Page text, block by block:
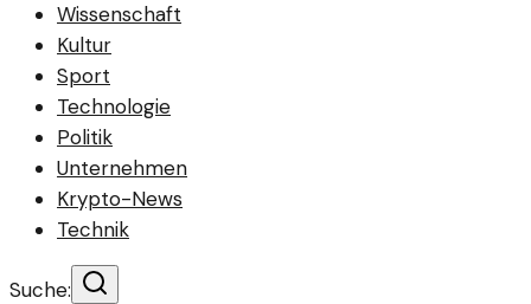
Wissenschaft
Kultur
Sport
Technologie
Politik
Unternehmen
Krypto-News
Technik
Suche: